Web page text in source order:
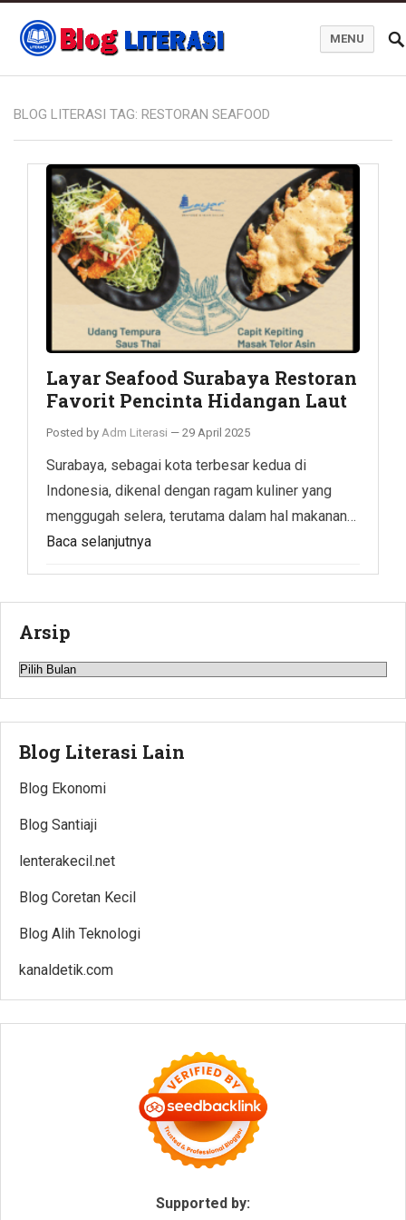
MENU
BLOG LITERASI TAG: RESTORAN SEAFOOD
Layar Seafood Surabaya Restoran
Favorit Pencinta Hidangan Laut
Posted by Adm Literasi — 29 April 2025
Surabaya, sebagai kota terbesar kedua di
Indonesia, dikenal dengan ragam kuliner yang
menggugah selera, terutama dalam hal makanan…
Baca selanjutnya
Arsip
Arsip
Blog Literasi Lain
Blog Ekonomi
Blog Santiaji
lenterakecil.net
Blog Coretan Kecil
Blog Alih Teknologi
kanaldetik.com
Supported by: